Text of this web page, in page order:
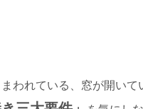
われている、窓が開いて